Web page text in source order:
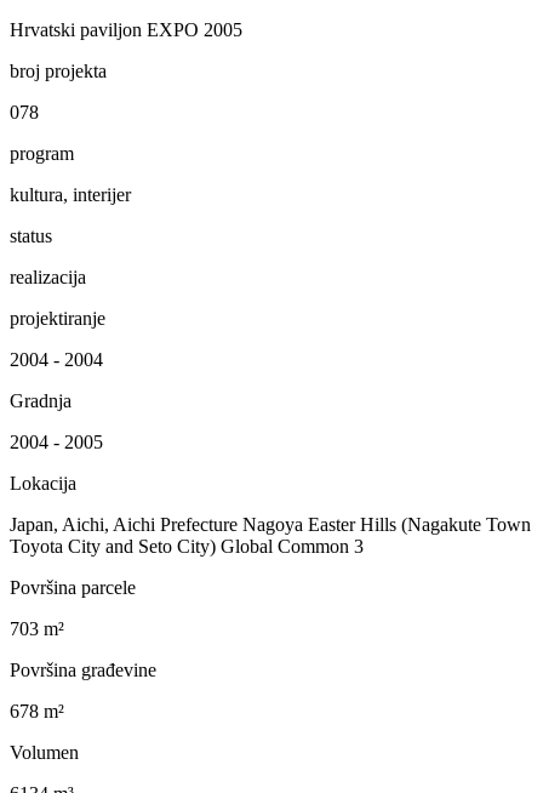
Hrvatski paviljon EXPO 2005
broj projekta
078
program
kultura, interijer
status
realizacija
projektiranje
2004 - 2004
Gradnja
2004 - 2005
Lokacija
Japan, Aichi, Aichi Prefecture Nagoya Easter Hills (Nagakute Town
Toyota City and Seto City) Global Common 3
Površina parcele
703 m²
Površina građevine
678 m²
Volumen